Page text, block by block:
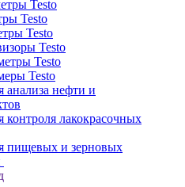
Testo
Testo
Testo
Testo
Testo
Testo
нефти и
лакокрасочных
пищевых и зерновых